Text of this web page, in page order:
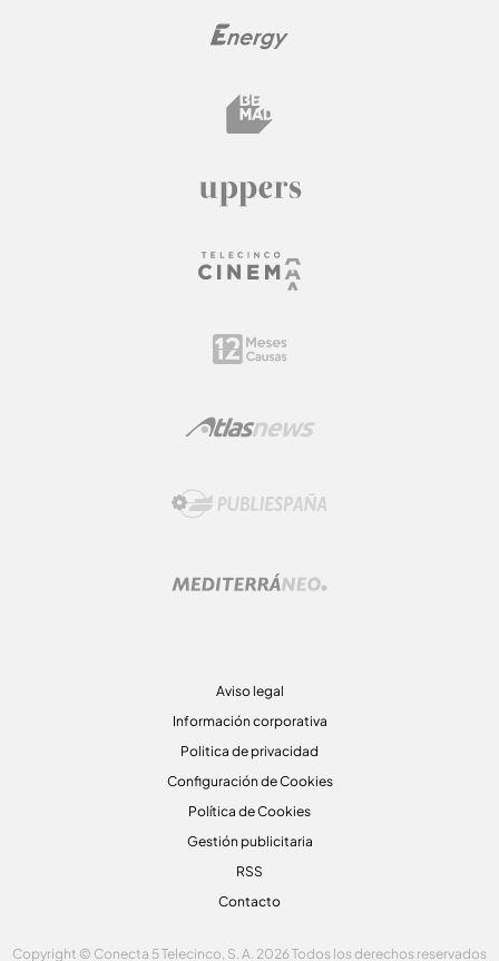
Aviso legal
Información corporativa
Politica de privacidad
Configuración de Cookies
Política de Cookies
Gestión publicitaria
RSS
Contacto
Copyright © Conecta 5 Telecinco, S. A. 2026 Todos los derechos reservados